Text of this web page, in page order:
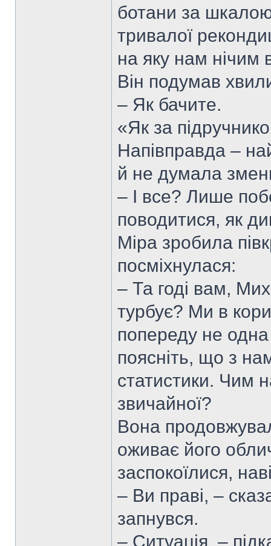
ботани за
тривалої
на яку нам нічим
Він подумав
– Як бачите.
«Як за
Напівправда –
й не думала
– І все? Лише
поводитися, як
Міра зробила
посміхнулася:
– Та годі вам,
турбує? Ми в
попереду не
поясніть, що з
статистики. Чим
звичайної?
Вона
оживає його
заспокоїлися,
– Ви праві, –
запнувся.
– Ситуація, –